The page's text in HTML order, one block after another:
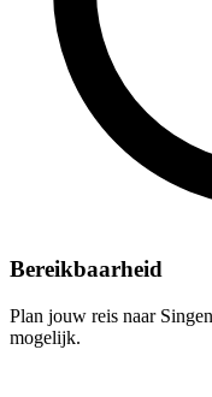
Bereikbaarheid
Plan jouw reis naar
mogelijk.